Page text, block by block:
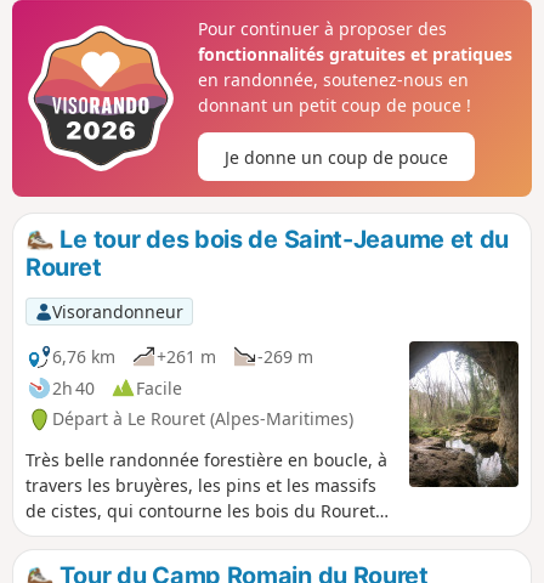
Pour continuer à proposer des
fonctionnalités gratuites et pratiques
en randonnée, soutenez-nous en
donnant un petit coup de pouce !
Je donne un coup de pouce
Le tour des bois de Saint-Jeaume et du
Rouret
Visorandonneur
6,76 km
+261 m
-269 m
2h 40
Facile
Départ à Le Rouret (Alpes-Maritimes)
Très belle randonnée forestière en boucle, à
travers les bruyères, les pins et les massifs
de cistes, qui contourne les bois du Rouret
et de Saint-Jaume. Les crêtes de la cote 463 à
la cote 465 vous offrent des vues Sud sur le
Tour du Camp Romain du Rouret